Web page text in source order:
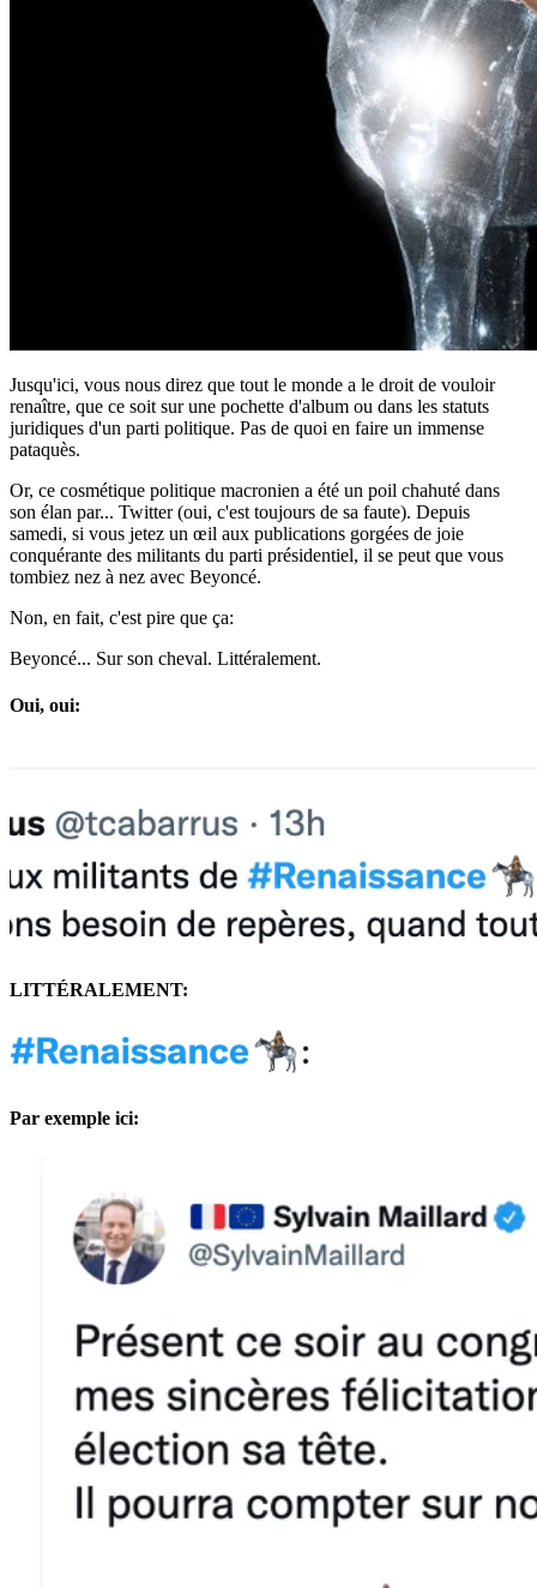
Jusqu'ici, vous nous direz que tout le monde a le droit de vouloir
renaître, que ce soit sur une pochette d'album ou dans les statuts
juridiques d'un parti politique. Pas de quoi en faire un immense
pataquès.
Or, ce cosmétique politique macronien a été un poil chahuté dans
son élan par... Twitter (oui, c'est toujours de sa faute). Depuis
samedi, si vous jetez un œil aux publications gorgées de joie
conquérante des militants du parti présidentiel, il se peut que vous
tombiez nez à nez avec Beyoncé.
Non, en fait, c'est pire que ça:
Beyoncé... Sur son cheval. Littéralement.
Oui, oui:
LITTÉRALEMENT:
Par exemple ici: